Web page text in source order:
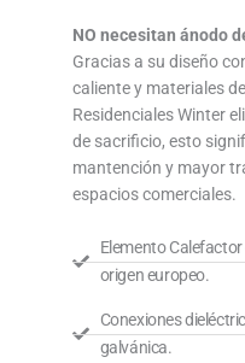
NO necesitan ánodo
Gracias a su diseño
caliente y materiales
Residenciales Winter
de sacrificio, esto
mantención y mayor
espacios comerciales.
Elemento
origen europeo.
Conexiones
galvánica.